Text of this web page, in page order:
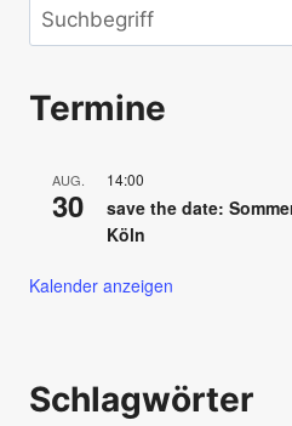
Suchen
Termine
AUG.
30
14:00
save the date:
Köln
Kalender anzeigen
Schlagwörter